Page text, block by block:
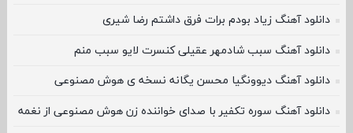
دانلود آهنگ زیاد بودم برات فرق داشتم رضا شیری
دانلود آهنگ سبب شادمهر عقیلی کنسرت لایو سبب منم
دانلود آهنگ دیوونگیا محسن یگانه نسخه ی هوش مصنوعی
دانلود آهنگ سوره تکفیر با صدای خواننده زن هوش مصنوعی از نغمه